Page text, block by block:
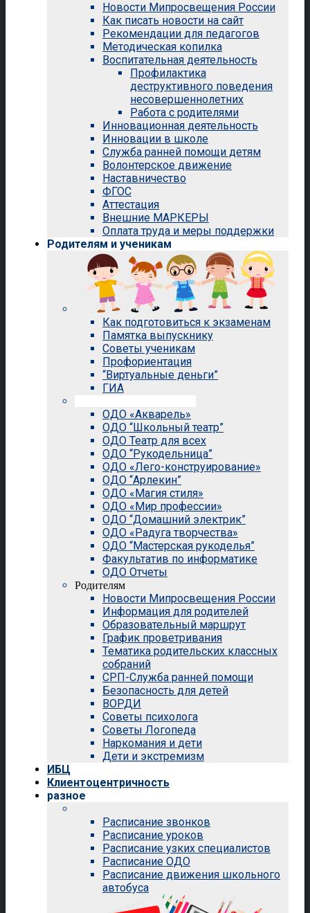
Новости Мипросвещения России
Как писать новости на сайт
Рекомендации для педагогов
Методическая копилка
Воспитательная деятельность
Профилактика
деструктивного поведения
несовершеннолетних
Работа с родителями
Инновационная деятельность
Инновации в школе
Служба ранней помощи детям
Волонтерское движение
Наставничество
ФГОС
Аттестация
Внешние МАРКЕРЫ
Оплата труда и меры поддержки
Родителям и ученикам
Как подготовиться к экзаменам
Памятка выпускнику
Советы ученикам
Профориентация
“Виртуальные деньги”
ГИА
ОДО «Акварель»
ОДО “Школьный театр”
ОДО Театр для всех
ОДО “Рукодельница”
ОДО «Лего-конструирование»
ОДО “Арлекин”
ОДО «Магия стиля»
ОДО «Мир профессии»
ОДО “Домашний электрик”
ОДО «Радуга творчества»
ОДО “Мастерская рукоделья”
Факультатив по информатике
ОДО Отчеты
Родителям
Новости Мипросвещения России
Информация для родителей
Образовательный маршрут
График проветривания
Тематика родительских классных
собраний
СРП-Служба ранней помощи
Безопасность для детей
ВОРДИ
Советы психолога
Советы Логопеда
Наркомания и дети
Дети и экстремизм
ИБЦ
Клиентоцентричность
разное
Расписание звонков
Расписание уроков
Расписание узких специалистов
Расписание ОДО
Расписание движения школьного
автобуса